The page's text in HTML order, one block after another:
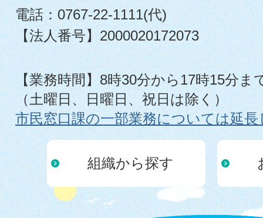
電話：0767-22-1111(代)
【法人番号】2000020172073
【業務時間】8時30分から17時15分ま
（土曜日、日曜日、祝日は除く）
市民窓口課の一部業務については延
組織から探す